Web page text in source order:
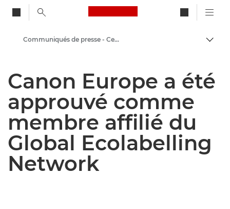
Canon Logo, back to
Presse
Communiqués de presse - Centre de presse Canon
Canon Europe a été
approuvé comme
membre affilié du
Global Ecolabelling
Network